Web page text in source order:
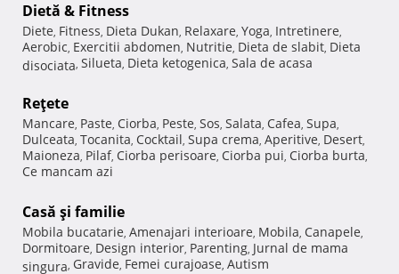
Dietă & Fitness
Diete, Fitness, Dieta Dukan, Relaxare, Yoga, Intretinere,
Aerobic, Exercitii abdomen, Nutritie, Dieta de slabit, Dieta
disociata, Silueta, Dieta ketogenica, Sala de acasa
Reţete
Mancare, Paste, Ciorba, Peste, Sos, Salata, Cafea, Supa,
Dulceata, Tocanita, Cocktail, Supa crema, Aperitive, Desert,
Maioneza, Pilaf, Ciorba perisoare, Ciorba pui, Ciorba burta,
Ce mancam azi
Casă şi familie
Mobila bucatarie, Amenajari interioare, Mobila, Canapele,
Dormitoare, Design interior, Parenting, Jurnal de mama
singura, Gravide, Femei curajoase, Autism